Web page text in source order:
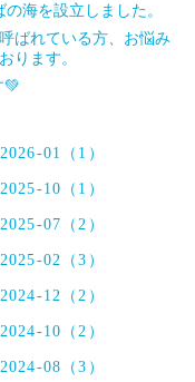
海を設立しました。
ばれている方、お悩み
ります。
💚
2026-01（1）
2025-10（1）
2025-07（2）
2025-02（3）
2024-12（2）
2024-10（2）
2024-08（3）